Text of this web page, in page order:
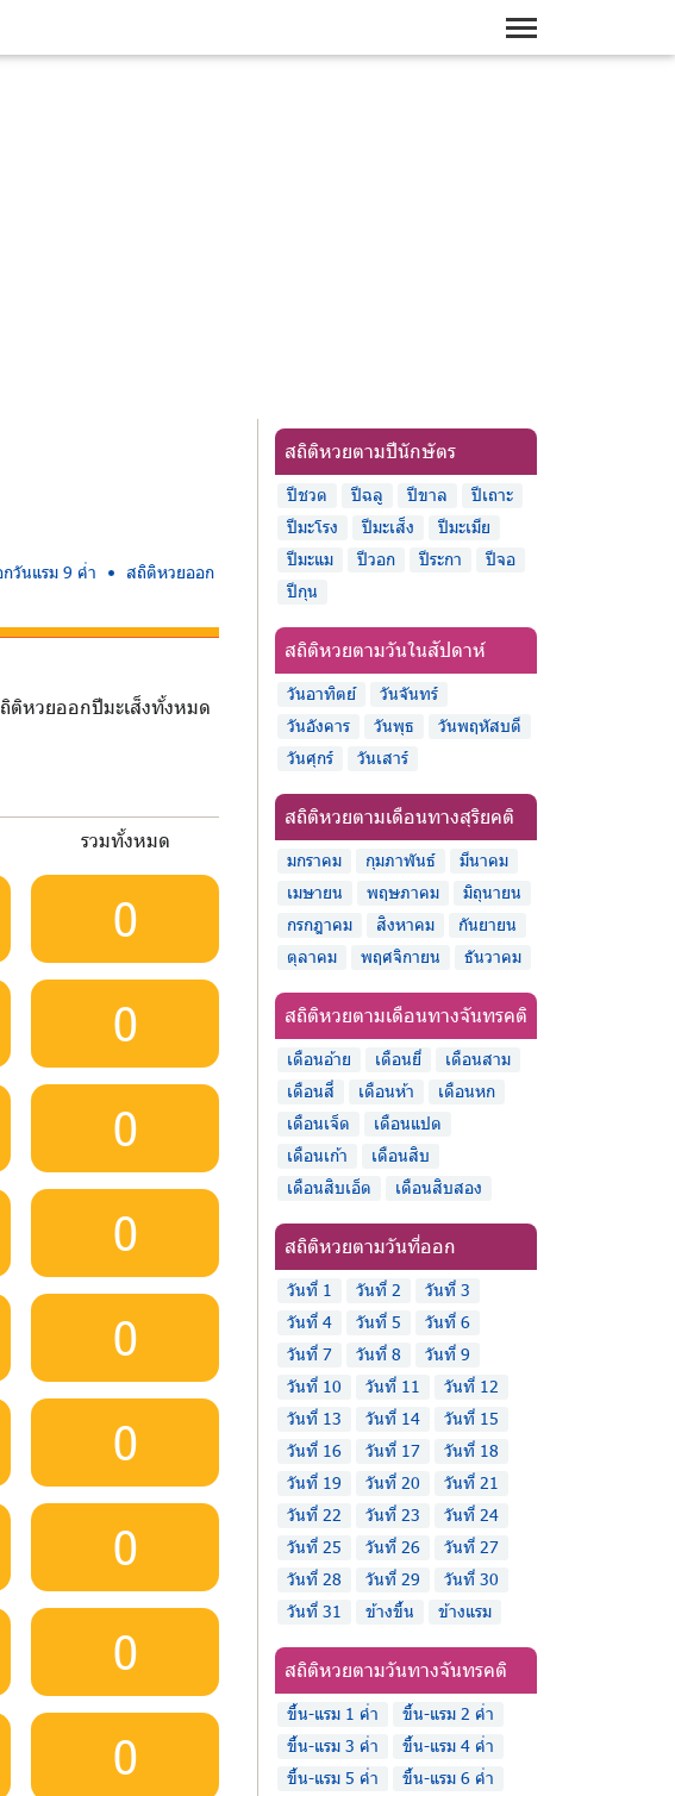
วันแรม 9 ค่ำ
สถิติหวยออก
ติหวยออกปีมะเส็งทั้งหมด
รวมทั้งหมด
0
0
0
0
0
0
0
0
0
สถิติหวยตามปีนักษัตร
ปีชวด ปีฉลู ปีขาล
ปีเถาะ
ปีมะโรง
ปีมะเส็ง
ปีมะเมีย
ปีมะแม
ปีวอก ปีระกา
ปีจอ
ปีกุน
สถิติหวยตามวันในสัปดาห์
วันอาทิตย์
วันจันทร์
วันอังคาร
วันพุธ
วันพฤหัสบดี
วันศุกร์
วันเสาร์
สถิติหวยตามเดือนทางสุริยคติ
มกราคม กุมภาพันธ์
มีนาคม
เมษายน
พฤษภาคม
มิถุนายน
กรกฎาคม
สิงหาคม
กันยายน
ตุลาคม
พฤศจิกายน ธันวาคม
สถิติหวยตามเดือนทางจันทรคติ
เดือนอ้าย เดือนยี่
เดือนสาม
เดือนสี่
เดือนห้า
เดือนหก
เดือนเจ็ด
เดือนแปด
เดือนเก้า
เดือนสิบ
เดือนสิบเอ็ด
เดือนสิบสอง
สถิติหวยตามวันที่ออก
วันที่ 1 วันที่ 2
วันที่ 3
วันที่ 4
วันที่ 5
วันที่ 6
วันที่ 7
วันที่ 8
วันที่ 9
วันที่ 10
วันที่ 11
วันที่ 12
วันที่ 13
วันที่ 14
วันที่ 15
วันที่ 16
วันที่ 17
วันที่ 18
วันที่ 19
วันที่ 20
วันที่ 21
วันที่ 22
วันที่ 23
วันที่ 24
วันที่ 25
วันที่ 26
วันที่ 27
วันที่ 28
วันที่ 29
วันที่ 30
วันที่ 31
ข้างขึ้น ข้างแรม
สถิติหวยตามวันทางจันทรคติ
ขึ้น-แรม 1 ค่ำ
ขึ้น-แรม 2 ค่ำ
ขึ้น-แรม 3 ค่ำ
ขึ้น-แรม 4 ค่ำ
ขึ้น-แรม 5 ค่ำ
ขึ้น-แรม 6 ค่ำ